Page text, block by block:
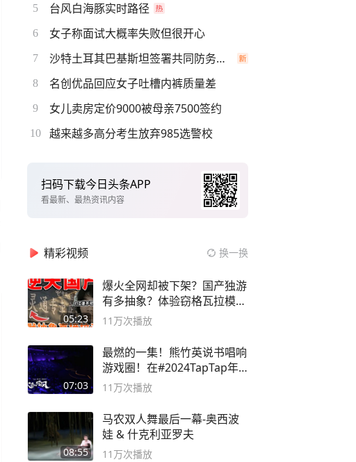
5 台风白海豚实时路径
6 女子称面试大概率失败但很开心
7 沙特土耳其巴基斯坦签署共同防务协议
8 名创优品回应女子吐槽内裤质量差
9 女儿卖房定价9000被母亲7500签约
10 越来越多高分考生放弃985选警校
扫码下载今日头条APP
看最新、最热资讯内容
精彩视频 换一换
05:23
爆火全网却被下架？国产独游
有多抽象？体验窃格瓦拉模拟
器！
11万次播放
07:03
最燃的一集！熊竹英说书唱响
游戏圈！在#2024TapTap年
度游戏大赏
11万次播放
08:55
马农双人舞最后一幕-奥西波
娃 & 什克利亚罗夫
11万次播放